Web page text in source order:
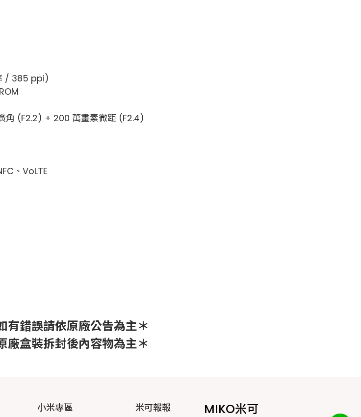
/ 385 ppi)
角 (F2.2) + 200 萬畫素微距 (F2.4)
、VoLTE
有錯誤請依原廠公告為主＊
廠盒裝拆封後內容物為主＊
小米專區 米可報報 MIKO米可